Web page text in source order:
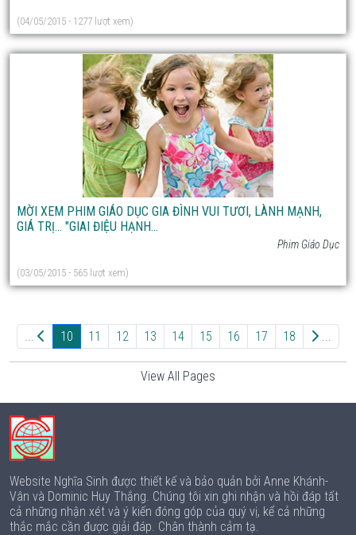
(04/05/2015 - 1277 lượt xem)
MỜI XEM PHIM GIÁO DỤC GIA ĐÌNH VUI TƯƠI, LÀNH MẠNH,
GIÁ TRỊ... "GIAI ĐIỆU HẠNH...
Phim Giáo Dục
(03/05/2015 - 565 lượt xem)
... 10 11 12 13 14 15 16 17 18 ...
View All Pages
Website Nghĩa Sinh được thiết kế và bảo quản bởi Anne Khánh-
Vân và Dominic Huy Thắng. Chúng tôi xin ghi nhận và hồi đáp tất
cả những nhận xét và ý kiến đóng góp của quý vị, kể cả những
thắc mắc cần được giải đáp. Chân thành cảm tạ.